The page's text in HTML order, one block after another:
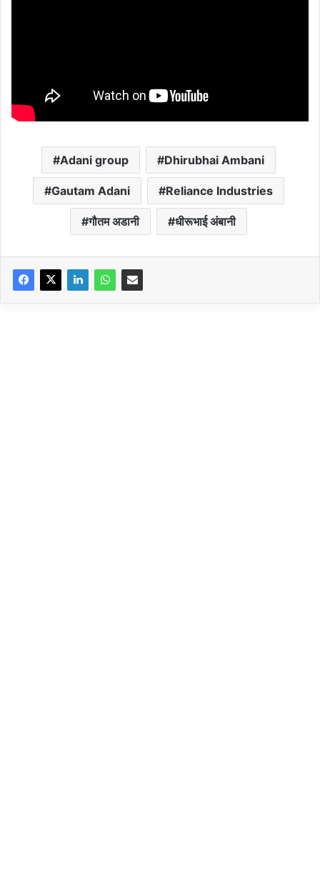
Adani group Dhirubhai Ambani
Gautam Adani Reliance Industries
गौतम अडानी धीरूभाई अंबानी